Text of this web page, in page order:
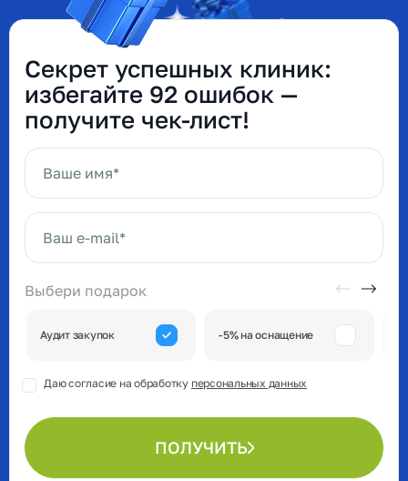
Секрет успешных клиник:
избегайте 92 ошибок —
получите чек-лист!
Выбери подарок
Аудит закупок -5% на оснащение
Даю согласие на обработку персональных данных
ПОЛУЧИТЬ